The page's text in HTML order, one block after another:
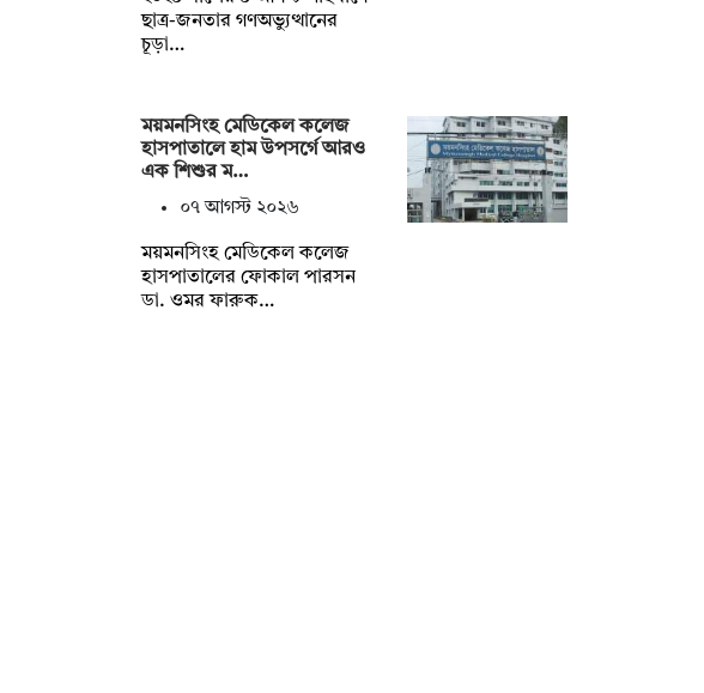
ছাত্র-জনতার গণঅভ্যুত্থানের
চূড়া…
ময়মনসিংহ মেডিকেল কলেজ
হাসপাতালে হাম উপসর্গে আরও
এক শিশুর ম…
০৭ আগস্ট ২০২৬
ময়মনসিংহ মেডিকেল কলেজ
হাসপাতালের ফোকাল পারসন
ডা. ওমর ফারুক…